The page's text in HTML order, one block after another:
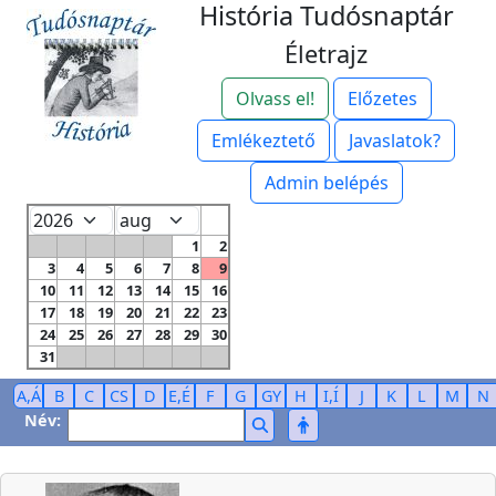
História Tudósnaptár
Életrajz
Olvass el!
Előzetes
Emlékeztető
Javaslatok?
Admin belépés
1
2
3
4 5 6 7 8
9
10
11 12 13 14 15
16
17
18 19 20 21 22
23
24
25 26 27 28 29
30
31
A,Á B C CS D E,É F G GY H I,Í J K L M
N
Név: